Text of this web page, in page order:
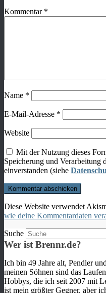
Kommentar *
Name *
E-Mail-Adresse *
Website
Mit der Nutzung dieses
Speicherung und Verarbeitung
einverstanden (siehe
Diese Website verwendet
wie deine Kommentardaten
Suche
Wer ist Brennr.de?
Ich bin 49 Jahre alt, Pendler
meinen Söhnen sind das
Hobbys, die ich seit 2007 mit
ist mein größter Gegner, aber